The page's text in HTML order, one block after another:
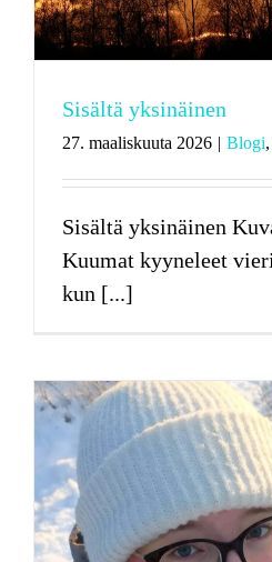
Sisältä yksinäinen
27. maaliskuuta 2026 | Blogi,
Sisältä yksinäinen
Kuumat kyyneleet
kun [...]